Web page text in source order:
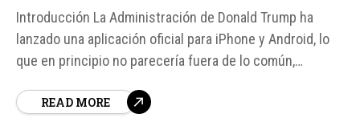
Introducción La Administración de Donald Trump ha
lanzado una aplicación oficial para iPhone y Android, lo
que en principio no parecería fuera de lo común,
aplicaciones públicas para difundir información
READ MORE